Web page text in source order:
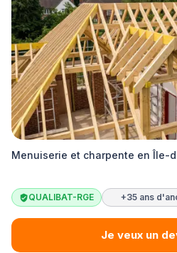
Menuiserie et charpente en Île-
QUALIBAT-RGE +35 ans
Je veux un